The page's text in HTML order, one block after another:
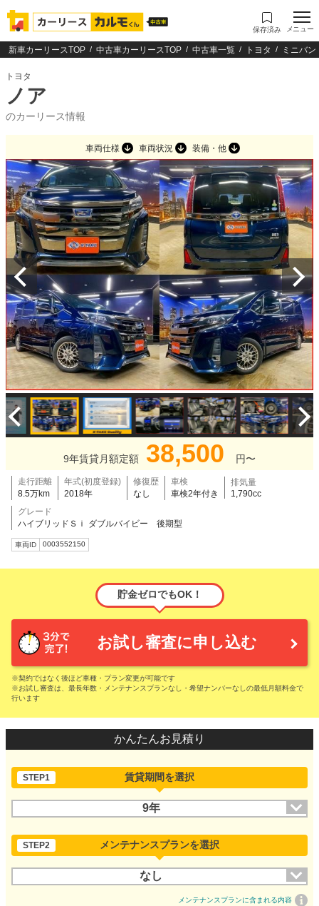
保存済み メニュー
新車カーリースTOP 中古車カーリースTOP 中古車一覧 トヨタ ミニバ
トヨタ
ノア
のカーリース情報
車両仕様 車両状況 装備・他
9年賃貸月額定額 38,500 円〜
走行距離
8.5万km
年式(初度登録)
2018年
修復歴
なし
車検
車検2年付き
排気量
1,790cc
グレード
ハイブリッドＳｉ ダブルバイビー 後期型
車両ID 0003552150
貯金ゼロでもOK！
お試し審査に申し込む
※契約ではなく後ほど車種・プラン変更が可能です
※お試し審査は、最長年数・メンテナンスプランなし・希望ナンバーなしの最低月額料金で
行います
かんたんお見積り
STEP1 賃貸期間を選択
9年
STEP2 メンテナンスプランを選択
なし
メンテナンスプランに含まれる内容